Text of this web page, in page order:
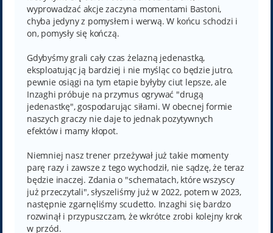
wyprowadzać akcje zaczyna momentami Bastoni,
chyba jedyny z pomysłem i werwą. W końcu schodzi i
on, pomysły się kończą.
Gdybyśmy grali cały czas żelazną jedenastką,
eksploatując ją bardziej i nie myśląc co będzie jutro,
pewnie osiągi na tym etapie byłyby ciut lepsze, ale
Inzaghi próbuje na przymus ogrywać "drugą
jedenastkę", gospodarując siłami. W obecnej formie
naszych graczy nie daje to jednak pozytywnych
efektów i mamy kłopot.
Niemniej nasz trener przeżywał już takie momenty
parę razy i zawsze z tego wychodził, nie sądzę, że teraz
będzie inaczej. Zdania o "schematach, które wszyscy
już przeczytali", słyszeliśmy już w 2022, potem w 2023,
następnie zgarnęliśmy scudetto. Inzaghi się bardzo
rozwinął i przypuszczam, że wkrótce zrobi kolejny krok
w przód.